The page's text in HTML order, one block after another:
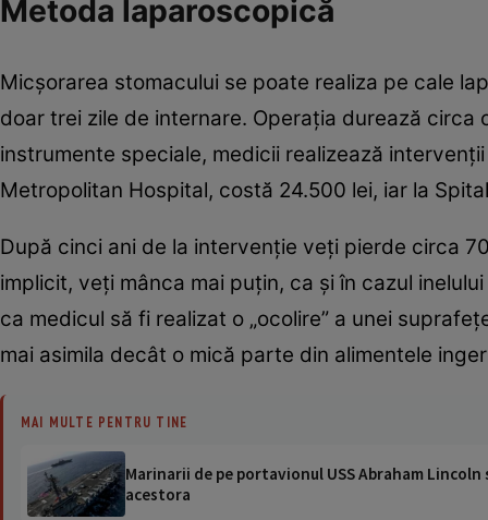
Metoda laparoscopică
Micşorarea stomacului se poate realiza pe cale
doar trei zile de internare. Operaţia durează
instrumente speciale, medicii realizează
Metropolitan Hospital, costă 24.500 lei, iar la
După cinci ani de la intervenţie veţi pierde circa
implicit, veţi mânca mai puţin, ca şi în cazul
ca medicul să fi realizat o „ocolire” a unei
mai asimila decât o mică parte din alimentele
MAI MULTE PENTRU TINE
Marinarii de pe portavionul USS Abraham
acestora